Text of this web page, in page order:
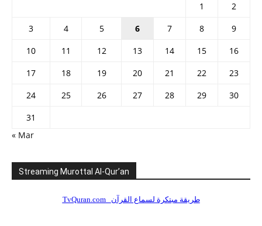
1
2
3
4 5 6 7 8
9
10
11 12 13 14 15
16
17
18 19 20 21 22
23
24
25 26 27 28 29
30
31
« Mar
Streaming Murottal Al-Qur’an